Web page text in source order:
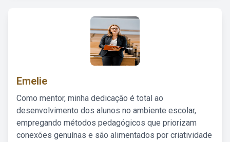
Emelie
Como mentor, minha dedicação é total ao
desenvolvimento dos alunos no ambiente escolar,
empregando métodos pedagógicos que priorizam
conexões genuínas e são alimentados por criatividade